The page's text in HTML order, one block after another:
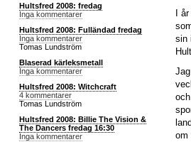
Hultsfred 2008: fredag
Inga kommentarer
Hultsfred 2008: Fulländad fredag
Inga kommentarer
Tomas Lundström
Blaserad kärleksmetall
Inga kommentarer
Hultsfred 2008: Witchcraft
4 kommentarer
Tomas Lundström
Hultsfred 2008: Billie The Vision &
The Dancers fredag 16:30
Inga kommentarer
I
sin
om